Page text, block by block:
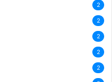
2
2
2
2
2